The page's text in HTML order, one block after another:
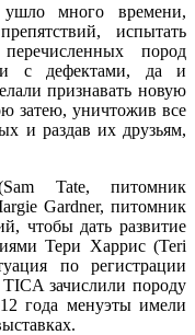
много времени,
испытать
пород
с дефектами, да и
признавать новую
затею, уничтожив все
и раздав их друзьям,
Tate, питомник
Gardner, питомник
чтобы дать развитие
Тери Харрис (Teri
по регистрации
зачислили породу
года менуэты имели